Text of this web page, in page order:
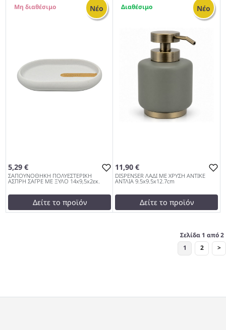
testFalse
DISPENSER ΠΟΛΥΕΣΤΕΡΙΚΟ
testFalse
ΠΟΛΥΕΣΤΕΡΙΚΗ ΑΣΠΡΗ
ΣΑΓΡΕ ΜΕ ΞΥΛΟ
8,1x8,1x10εκ 962
Νέο
5,29 €
ΣΑΠΟΥΝΟΘΗΚΗ ΠΟΛΥΕΣΤΕΡΙΚΗ
ΑΣΠΡΗ ΣΑΓΡΕ ΜΕ ΞΥΛΟ 14x9,5x2εκ.
Δείτε το προϊόν
5,51 €
Νέο
11,90 €
DISPENSER ΛΑΔΙ ΜΕ ΧΡΥΣΗ ΑΝΤΙΚΕ
ΑΝΤΛΙΑ 9.5x9.5x12.7cm
Δείτε το προϊόν
11,90 €
DISPENSER ΛΑΔΙ ΜΕ ΧΡΥΣΗ
Σελίδα 1 από 2
1
2 >